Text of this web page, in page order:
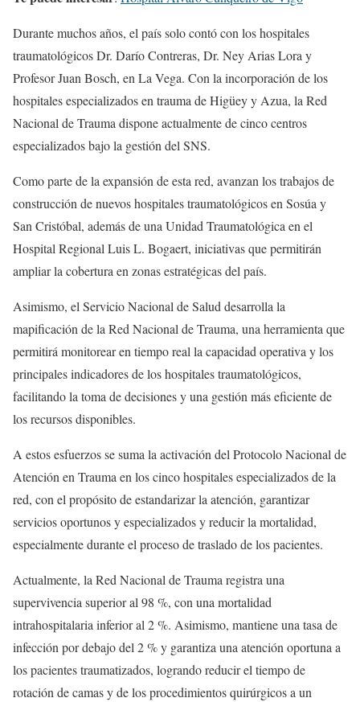
Durante muchos años, el país solo contó con los hospitales
traumatológicos Dr. Darío Contreras, Dr. Ney Arias Lora y
Profesor Juan Bosch, en La Vega. Con la incorporación de los
hospitales especializados en trauma de Higüey y Azua, la Red
Nacional de Trauma dispone actualmente de cinco centros
especializados bajo la gestión del SNS.
Como parte de la expansión de esta red, avanzan los trabajos de
construcción de nuevos hospitales traumatológicos en Sosúa y
San Cristóbal, además de una Unidad Traumatológica en el
Hospital Regional Luis L. Bogaert, iniciativas que permitirán
ampliar la cobertura en zonas estratégicas del país.
Asimismo, el Servicio Nacional de Salud desarrolla la
mapificación de la Red Nacional de Trauma, una herramienta que
permitirá monitorear en tiempo real la capacidad operativa y los
principales indicadores de los hospitales traumatológicos,
facilitando la toma de decisiones y una gestión más eficiente de
los recursos disponibles.
A estos esfuerzos se suma la activación del Protocolo Nacional de
Atención en Trauma en los cinco hospitales especializados de la
red, con el propósito de estandarizar la atención, garantizar
servicios oportunos y especializados y reducir la mortalidad,
especialmente durante el proceso de traslado de los pacientes.
Actualmente, la Red Nacional de Trauma registra una
supervivencia superior al 98 %, con una mortalidad
intrahospitalaria inferior al 2 %. Asimismo, mantiene una tasa de
infección por debajo del 2 % y garantiza una atención oportuna a
los pacientes traumatizados, logrando reducir el tiempo de
rotación de camas y de los procedimientos quirúrgicos a un